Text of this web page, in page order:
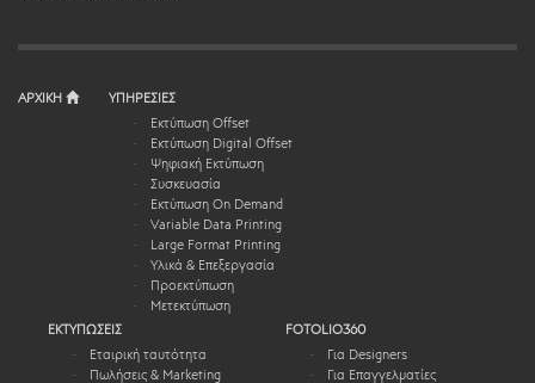
ΑΡΧΙΚΗ
ΥΠΗΡΕΣΙΕΣ
Εκτύπωση Offset
Εκτύπωση Digital Offset
Ψηφιακή Εκτύπωση
Συσκευασία
Εκτύπωση On Demand
Variable Data Printing
Large Format Printing
Υλικά & Επεξεργασία
Προεκτύπωση
Μετεκτύπωση
ΕΚΤΥΠΩΣΕΙΣ
Εταιρική ταυτότητα
Πωλήσεις & Marketing
FOTOLIO360
Για Designers
Για Επαγγελματίες